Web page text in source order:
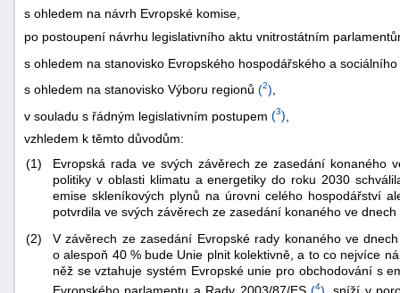
s ohledem na návrh Evropské komise,
po postoupení návrhu legislativního aktu vnitrostátním
s ohledem na stanovisko Evropského hospodářského a
s ohledem na stanovisko Výboru regionů (2)
v souladu s řádným legislativním postupem (3)
vzhledem k těmto důvodům:
(1)
Evropská rada ve svých závěrech ze zasedání
politiky v oblasti klimatu a energetiky do roku 2030
emise skleníkových plynů na úrovni celého hospodářství
potvrdila ve svých závěrech ze zasedání konaného ve
(2)
V závěrech ze zasedání Evropské rady konaného ve
o alespoň 40 % bude Unie plnit kolektivně, a to co nejvíce
něž se vztahuje systém Evropské unie pro obchodování s
4
náhrady